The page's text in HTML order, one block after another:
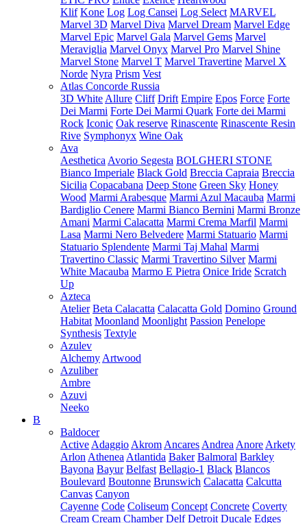
Klif Kone Log Log Cansei Log Select MARVEL
Marvel 3D Marvel Diva Marvel Dream Marvel Edge
Marvel Epic Marvel Gala Marvel Gems Marvel
Meraviglia Marvel Onyx Marvel Pro Marvel Shine
Marvel Stone Marvel T Marvel Travertine Marvel X
Norde Nyra Prism Vest
Atlas Concorde Russia
3D White Allure Cliff Drift Empire Epos Force Forte
Dei Marmi Forte Dei Marmi Quark Forte dei Marmi
Rock Iconic Oak reserve Rinascente Rinascente Resin
Rive Symphonyx Wine Oak
Ava
Aesthetica Avorio Segesta BOLGHERI STONE
Bianco Imperiale Black Gold Breccia Capraia Breccia
Sicilia Copacabana Deep Stone Green Sky Honey
Wood Marmi Arabesque Marmi Azul Macauba Marmi
Bardiglio Cenere Marmi Bianco Bernini Marmi Bronze
Amani Marmi Calacatta Marmi Crema Marfil Marmi
Lasa Marmi Nero Belvedere Marmi Statuario Marmi
Statuario Splendente Marmi Taj Mahal Marmi
Travertino Classic Marmi Travertino Silver Marmi
White Macauba Marmo E Pietra Onice Iride Scratch
Up
Azteca
Atelier Beta Calacatta Calacatta Gold Domino Ground
Habitat Moonland Moonlight Passion Penelope
Synthesis Textyle
Azulev
Alchemy Artwood
Azuliber
Ambre
Azuvi
Neeko
B
Baldocer
Active Adaggio Akrom Ancares Andrea Anore Arkety
Arlon Athenea Atlantida Baker Balmoral Barkley
Bayona Bayur Belfast Bellagio-1 Black Blancos
Boulevard Boutonne Brunswich Calacatta Calcutta
Canvas Canyon
Cayenne Code Coliseum Concept Concrete Coverty
Cream Cream Chamber Delf Detroit Ducale Edges